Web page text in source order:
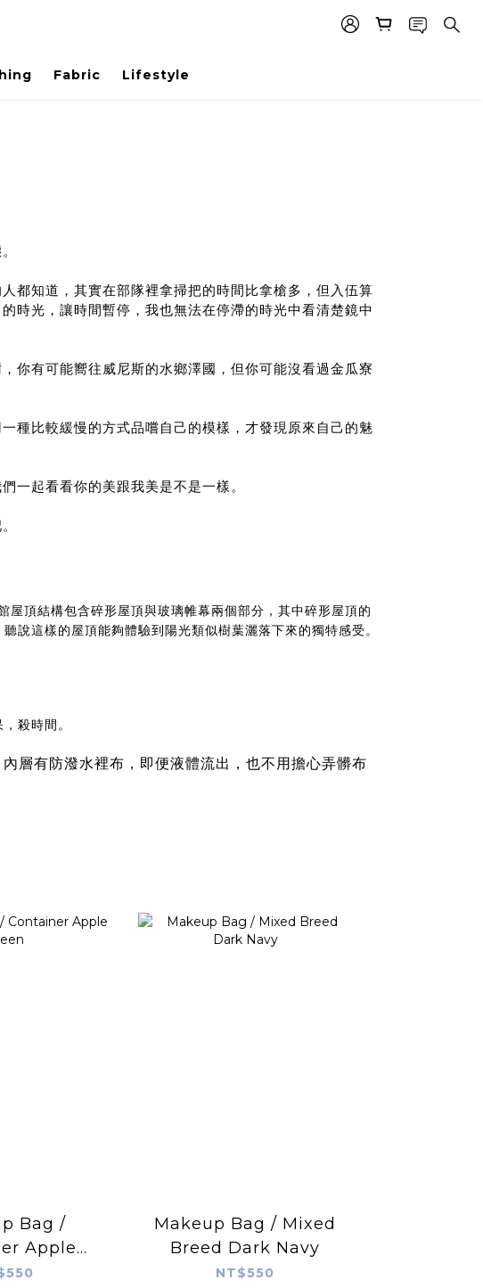
Fabric Lifestyle
都知道，其實在部隊裡拿掃把的時間比拿槍多，但入伍算
時光，讓時間暫停，我也無法在停滯的時光中看清楚鏡中
你有可能嚮往威尼斯的水鄉澤國，但你可能沒看過金瓜寮
種比較緩慢的方式品嚐自己的模樣，才發現原來自己的魅
一起看看你的美跟我美是不是一樣。
屋頂結構包含碎形屋頂與玻璃帷幕兩個部分，其中碎形屋頂的
說這樣的屋頂能夠體驗到陽光類似樹葉灑落下來的獨特感受。
殺時間。
層有防潑水裡布，即便液體流出，也不用擔心弄髒布
Bag /
Apple
Makeup Bag / Mixed
Breed Dark Navy
NT$550